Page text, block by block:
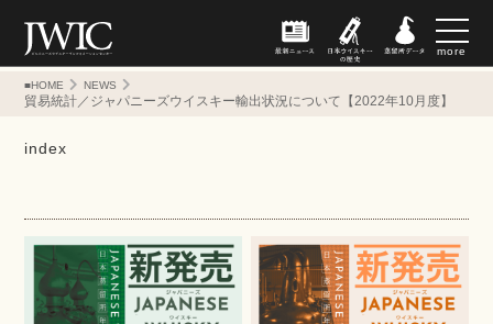
more
■HOME NEWS
貿易統計／ジャパニーズウイスキー輸出状況について【2022年10月度】
index